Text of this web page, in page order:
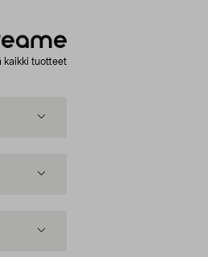
kaikki tuotteet